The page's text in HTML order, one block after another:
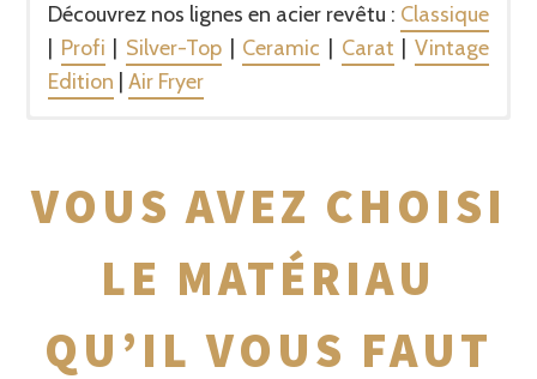
Découvrez nos lignes en acier revêtu : Classique
Profi Silver-Top Ceramic Carat |Vintage
Edition Air Fryer
VOUS AVEZ CHOISI
LE MATÉRIAU
QU’IL VOUS FAUT